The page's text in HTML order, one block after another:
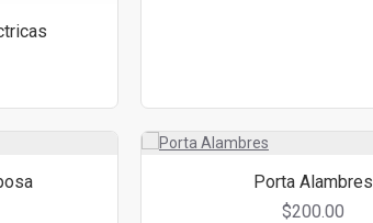
Porta Alambres
$200.00